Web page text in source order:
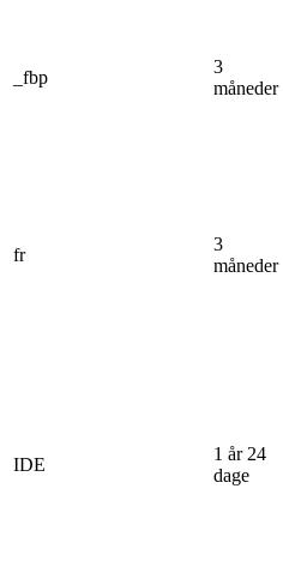
_fbp
3
måneder
fr
3
måneder
IDE
1 år 24
dage